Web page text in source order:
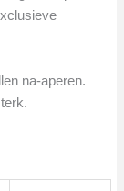
na-aperen.